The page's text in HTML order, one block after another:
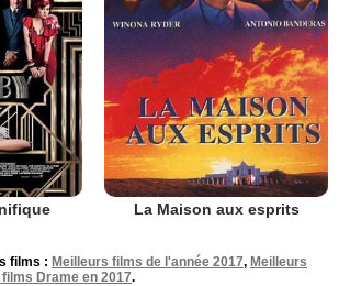
La Maison aux esprits
films : Meilleurs films de l'année 2017, Meilleurs
Drame en 2017.